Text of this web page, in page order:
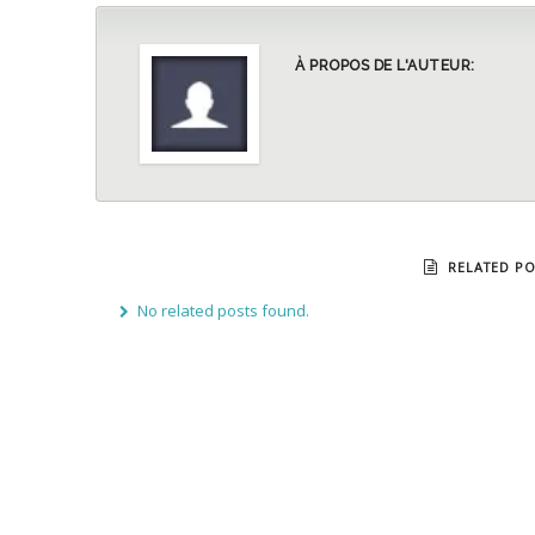
À PROPOS DE L'AUTEUR:
RELATED
No related posts found.